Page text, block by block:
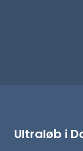
Ultraløb i